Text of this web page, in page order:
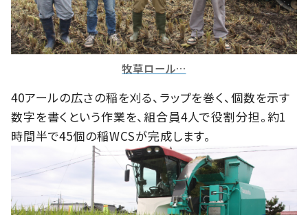
牧草ロール…
40アールの広さの稲を刈る、ラップを巻く、個数を示す
数字を書くという作業を、組合員4人で役割分担。約1
時間半で45個の稲WCSが完成します。